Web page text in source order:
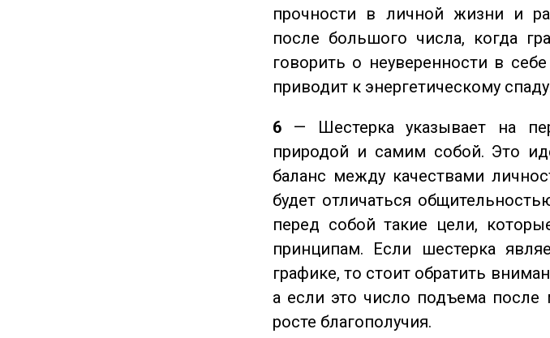
прочности в личной жизни и
после большого числа, когда
говорить о неуверенности в
приводит к энергетическому
6 — Шестерка указывает на
природой и самим собой. Это
баланс между качествами
будет отличаться
перед собой такие цели,
принципам. Если шестерка
графике, то стоит обратить
а если это число подъема
росте благополучия.